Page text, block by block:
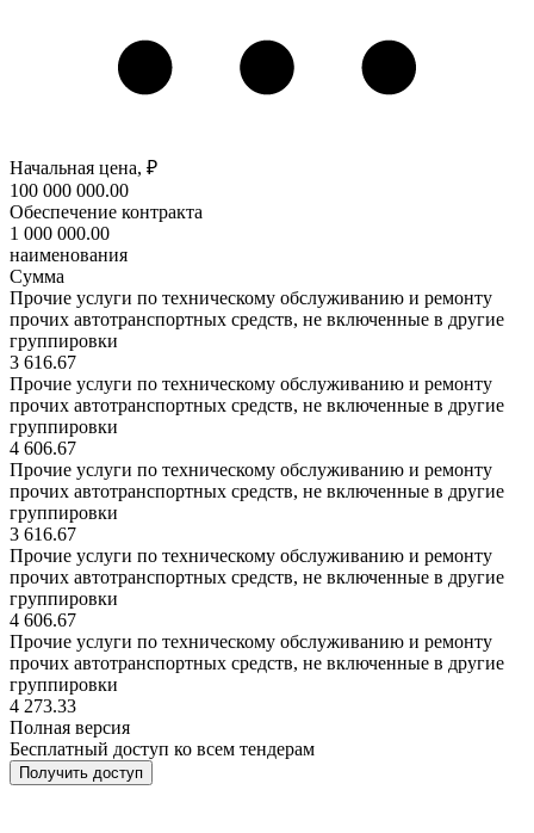
Начальная цена, ₽
100 000 000.00
Обеспечение контракта
1 000 000.00
наименования
Сумма
Прочие услуги по техническому обслуживанию и ремонту
прочих автотранспортных средств, не включенные в другие
группировки
3 616.67
Прочие услуги по техническому обслуживанию и ремонту
прочих автотранспортных средств, не включенные в другие
группировки
4 606.67
Прочие услуги по техническому обслуживанию и ремонту
прочих автотранспортных средств, не включенные в другие
группировки
3 616.67
Прочие услуги по техническому обслуживанию и ремонту
прочих автотранспортных средств, не включенные в другие
группировки
4 606.67
Прочие услуги по техническому обслуживанию и ремонту
прочих автотранспортных средств, не включенные в другие
группировки
4 273.33
Полная версия
Бесплатный доступ ко всем тендерам
Получить доступ